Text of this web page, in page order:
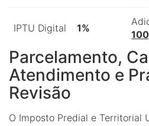
IPTU Digital 1%
Parcelamento,
Atendimento e
Revisão
O Imposto Predial e Territorial